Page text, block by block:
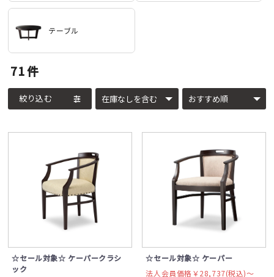
テーブル
71件
絞り込む
☆セール対象☆ ケーパークラシ
ック
☆セール対象☆ ケーパー
法人会員価格￥28,737(税込)〜